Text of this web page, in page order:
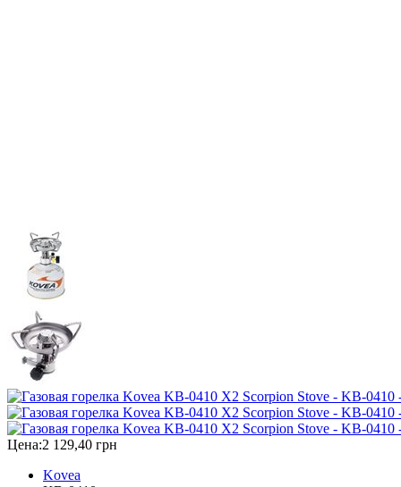
Цена:2 129,40 грн
Kovea